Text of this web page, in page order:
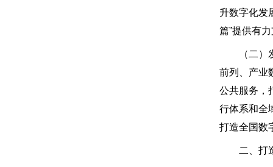
升数字化发
篇”提供有
（二）发
前列、产业
公共服务，
行体系和全
打造全国数
二、打造